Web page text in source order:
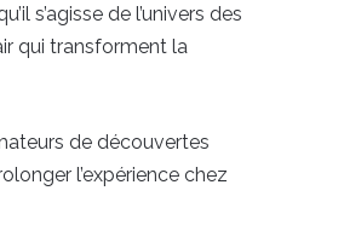
s’agisse de l’univers des
qui transforment la
de découvertes
l’expérience chez